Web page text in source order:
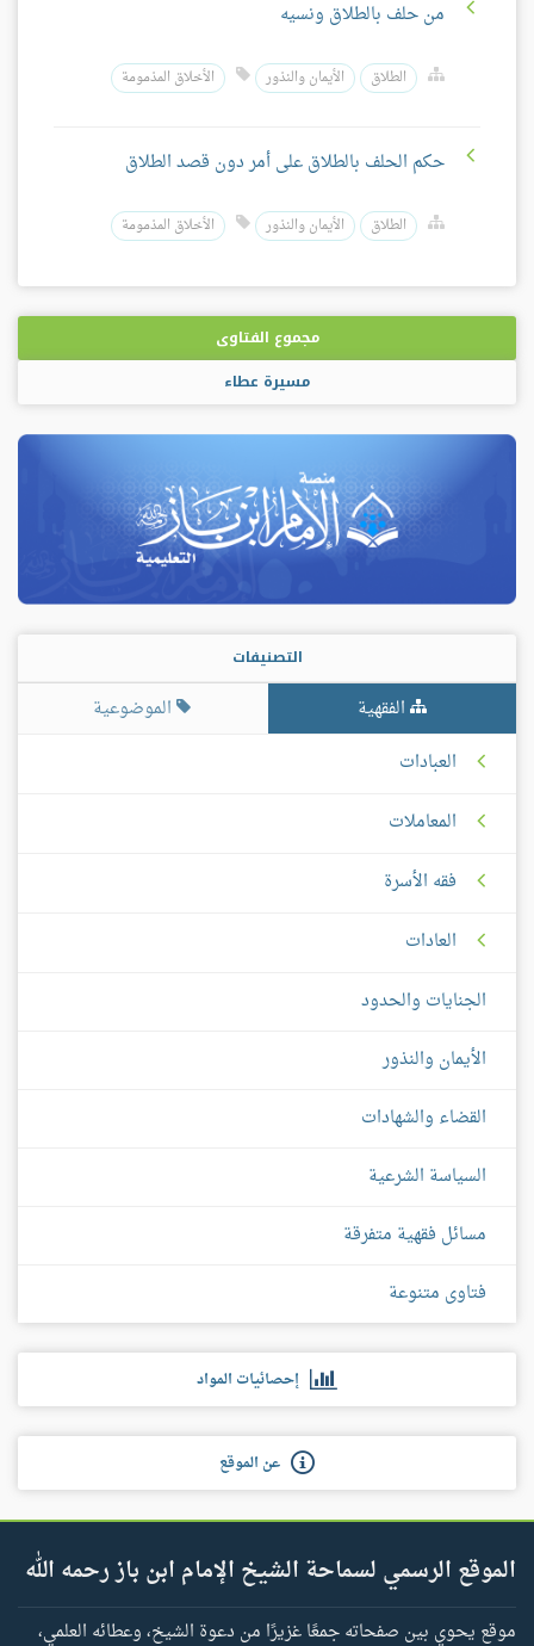
من حلف بالطلاق ونسيه
الطلاق الأيمان والنذور الأخلاق المذمومة
حكم الحلف بالطلاق على أمر دون قصد الطلاق
الطلاق الأيمان والنذور الأخلاق المذمومة
مجموع الفتاوى
مسيرة عطاء
التصنيفات
الفقهية
الموضوعية
العبادات
المعاملات
فقه الأسرة
العادات
الجنايات والحدود
الأيمان والنذور
القضاء والشهادات
السياسة الشرعية
مسائل فقهية متفرقة
فتاوى متنوعة
إحصائيات المواد
عن الموقع
الموقع الرسمي لسماحة الشيخ الإمام ابن باز رحمه الله
موقع يحوي بين صفحاته جمعًا غزيرًا من دعوة الشيخ، وعطائه العلمي،